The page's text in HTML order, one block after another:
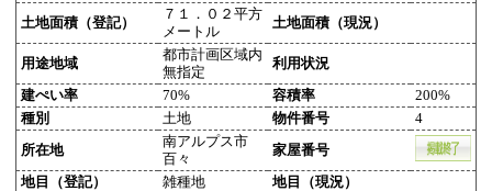
土地面積（登記）
７１．０２平方
メートル
土地面積（現況）
用途地域
都市計画区域内
無指定
利用状況
建ぺい率 70% 容積率
200%
種別
土地 物件番号 4
所在地
南アルプス市
百々
家屋番号
地目（登記） 雑種地 地目（現況）